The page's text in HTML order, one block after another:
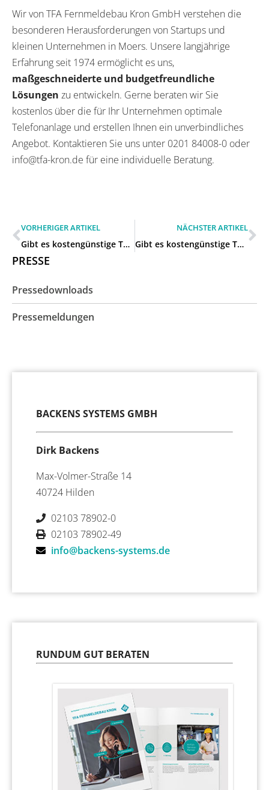
Wir von TFA Fernmeldebau Kron GmbH verstehen die
besonderen Herausforderungen von Startups und
kleinen Unternehmen in Moers. Unsere langjährige
Erfahrung seit 1974 ermöglicht es uns,
maßgeschneiderte und budgetfreundliche
Lösungen zu entwickeln. Gerne beraten wir Sie
kostenlos über die für Ihr Unternehmen optimale
Telefonanlage und erstellen Ihnen ein unverbindliches
Angebot. Kontaktieren Sie uns unter 0201 84008-0 oder
info@tfa-kron.de für eine individuelle Beratung.
VORHERIGER ARTIKEL
Gibt es kostengünstige Telefonanlagen für Startups und kleine Firmen in Moers?
NÄCHSTER ARTIKEL
Gibt es kostengünstige Telefonanlagen für Startups und kleine Firmen in Moers?
PRESSE
Pressedownloads
Pressemeldungen
BACKENS SYSTEMS GMBH
Dirk Backens
Max-Volmer-Straße 14
40724 Hilden
02103 78902-0
02103 78902-49
info@backens-systems.de
RUNDUM GUT BERATEN